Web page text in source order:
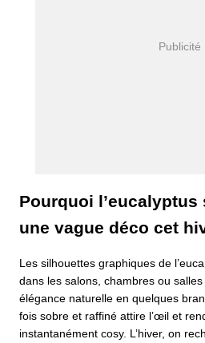
Pourquoi l’eucalyptus
une vague déco cet
Les silhouettes graphiques de
dans les salons, chambres ou
élégance naturelle en quelques
fois sobre et raffiné attire l’œil et
instantanément cosy. L’hiver, on